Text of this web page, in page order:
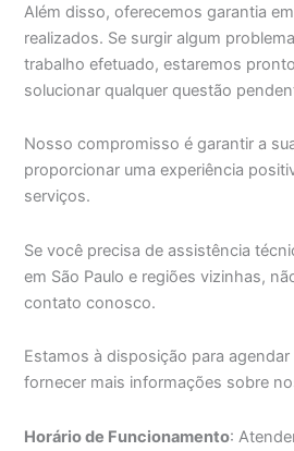
Além disso, oferecemos garantia
realizados. Se surgir algum
trabalho efetuado, estaremos
solucionar qualquer questão
Nosso compromisso é garantir a
proporcionar uma experiência
serviços.
Se você precisa de assistência
em São Paulo e regiões vizinhas,
contato conosco.
Estamos à disposição para
fornecer mais informações sobre
Horário de Funcionamento: